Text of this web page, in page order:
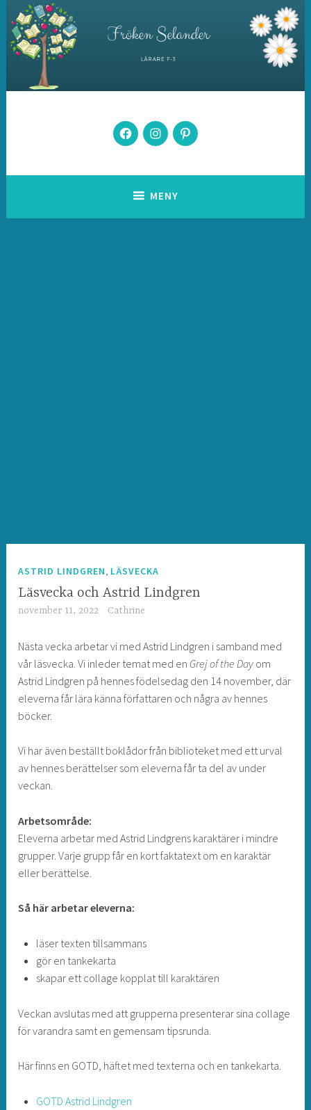
Hoppa
till
innehåll
Fröken SelanderFacebookInstagram
Pintrest
MENY
ASTRID LINDGREN LÄSVECKA
Läsvecka och Astrid Lindgren
november 11, 2022 Cathrine
Nästa vecka arbetar vi med Astrid Lindgren i samband med
vår läsvecka. Vi inleder temat med en Grej of the Day om
Astrid Lindgren på hennes födelsedag den 14 november, där
eleverna får lära känna författaren och några av hennes
böcker.
Vi har även beställt boklådor från biblioteket med ett urval
av hennes berättelser som eleverna får ta del av under
veckan.
Arbetsområde:
Eleverna arbetar med Astrid Lindgrens karaktärer i mindre
grupper. Varje grupp får en kort faktatext om en karaktär
eller berättelse.
Så här arbetar eleverna:
läser texten tillsammans
gör en tankekarta
skapar ett collage kopplat till karaktären
Veckan avslutas med att grupperna presenterar sina collage
för varandra samt en gemensam tipsrunda.
Här finns en GOTD, häftet med texterna och en tankekarta.
GOTD Astrid Lindgren